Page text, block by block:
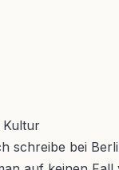
Kultur
schreibe bei